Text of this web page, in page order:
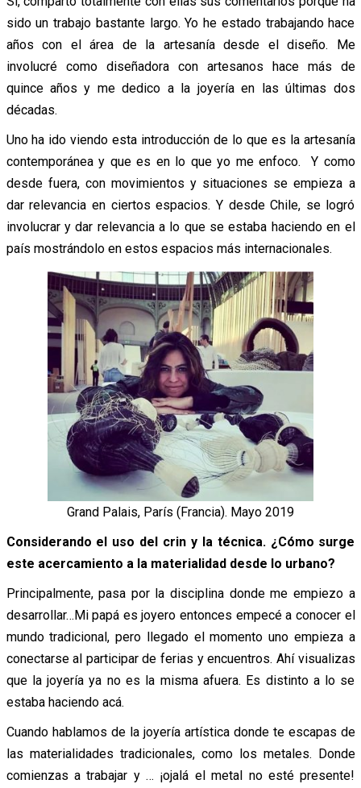
sido un trabajo bastante largo. Yo he estado trabajando hace
años con el área de la artesanía desde el diseño. Me
involucré como diseñadora con artesanos hace más de
quince años y me dedico a la joyería en las últimas dos
décadas.
Uno ha ido viendo esta introducción de lo que es la artesanía
contemporánea y que es en lo que yo me enfoco. Y como
desde fuera, con movimientos y situaciones se empieza a
dar relevancia en ciertos espacios. Y desde Chile, se logró
involucrar y dar relevancia a lo que se estaba haciendo en el
país mostrándolo en estos espacios más internacionales.
Grand Palais, París (Francia). Mayo 2019
Considerando el uso del crin y la técnica. ¿Cómo surge
este acercamiento a la materialidad desde lo urbano?
Principalmente, pasa por la disciplina donde me empiezo a
desarrollar…Mi papá es joyero entonces empecé a conocer el
mundo tradicional, pero llegado el momento uno empieza a
conectarse al participar de ferias y encuentros. Ahí visualizas
que la joyería ya no es la misma afuera. Es distinto a lo se
estaba haciendo acá.
Cuando hablamos de la joyería artística donde te escapas de
las materialidades tradicionales, como los metales. Donde
comienzas a trabajar y … ¡ojalá el metal no esté presente!